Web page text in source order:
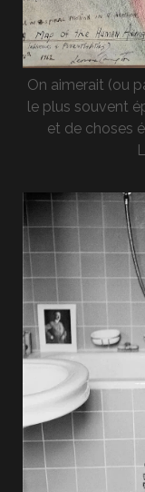
On aimerait (ou
le plus souvent
et de choses